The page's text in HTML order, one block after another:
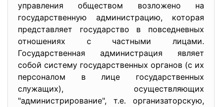
управления обществом возложено на
государственную администрацию, которая
представляет государство в повседневных
отношениях с частными лицами.
Государственная администрация являет
собой систему государственных органов (с их
персоналом в лице государственных
служащих), осуществляющих
"администрирование", т.е. организаторскую,